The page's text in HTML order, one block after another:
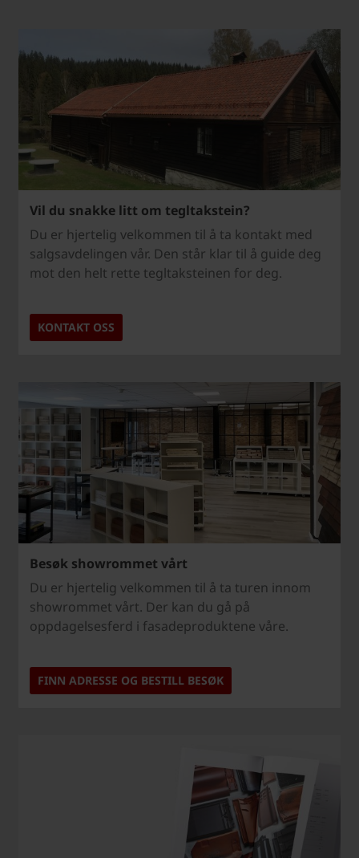
Vil du snakke litt om tegltakstein?
Du er hjertelig velkommen til å ta kontakt med
salgsavdelingen vår. Den står klar til å guide deg
mot den helt rette tegltaksteinen for deg.
KONTAKT OSS
Besøk showrommet vårt
Du er hjertelig velkommen til å ta turen innom
showrommet vårt. Der kan du gå på
oppdagelsesferd i fasadeproduktene våre.
FINN ADRESSE OG BESTILL BESØK